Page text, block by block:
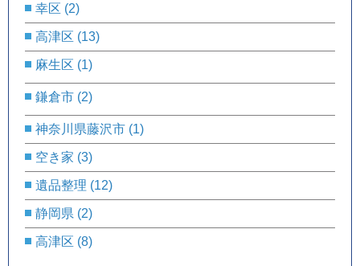
幸区 (2)
高津区 (13)
麻生区 (1)
鎌倉市 (2)
神奈川県藤沢市 (1)
空き家 (3)
遺品整理 (12)
静岡県 (2)
高津区 (8)